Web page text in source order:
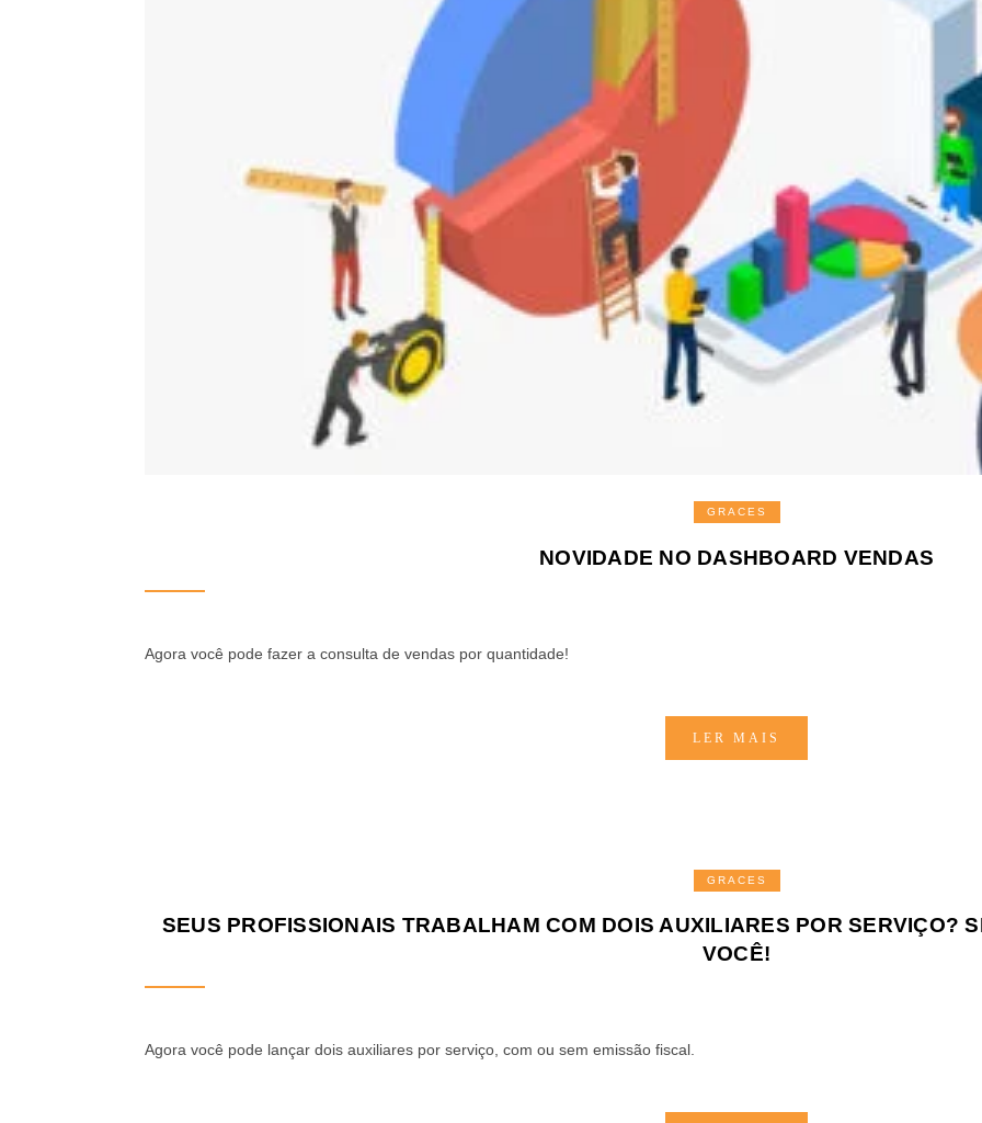
GRACES
NOVIDADE NO DASHBOARD VENDAS
Agora você pode fazer a consulta de vendas por quantidade!
LER MAIS
GRACES
SEUS PROFISSIONAIS TRABALHAM COM DOIS AUXILIARES POR SERVIÇO?
VOCÊ!
Agora você pode lançar dois auxiliares por serviço, com ou sem emissão fiscal.